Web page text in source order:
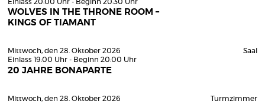
Einlass 20:00 Uhr - Beginn 20:30 Uhr
WOLVES IN THE THRONE ROOM –
KINGS OF TIAMANT
Mittwoch, den 28. Oktober 2026
Einlass 19:00 Uhr - Beginn 20:00 Uhr
20 JAHRE BONAPARTE
Saal
Mittwoch, den 28. Oktober 2026
Turmzimmer